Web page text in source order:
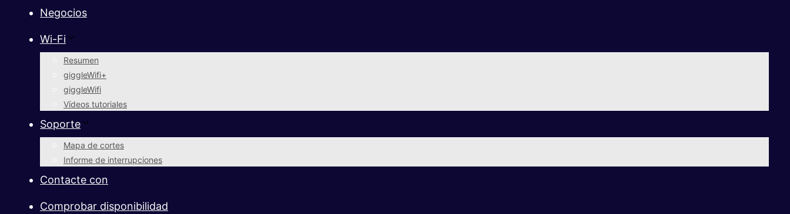
Negocios
Wi-Fi
Resumen
giggleWifi+
giggleWifi
Vídeos tutoriales
Soporte
Mapa de cortes
Informe de interrupciones
Contacte con
Comprobar disponibilidad